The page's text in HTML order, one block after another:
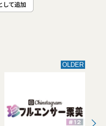
OLDER